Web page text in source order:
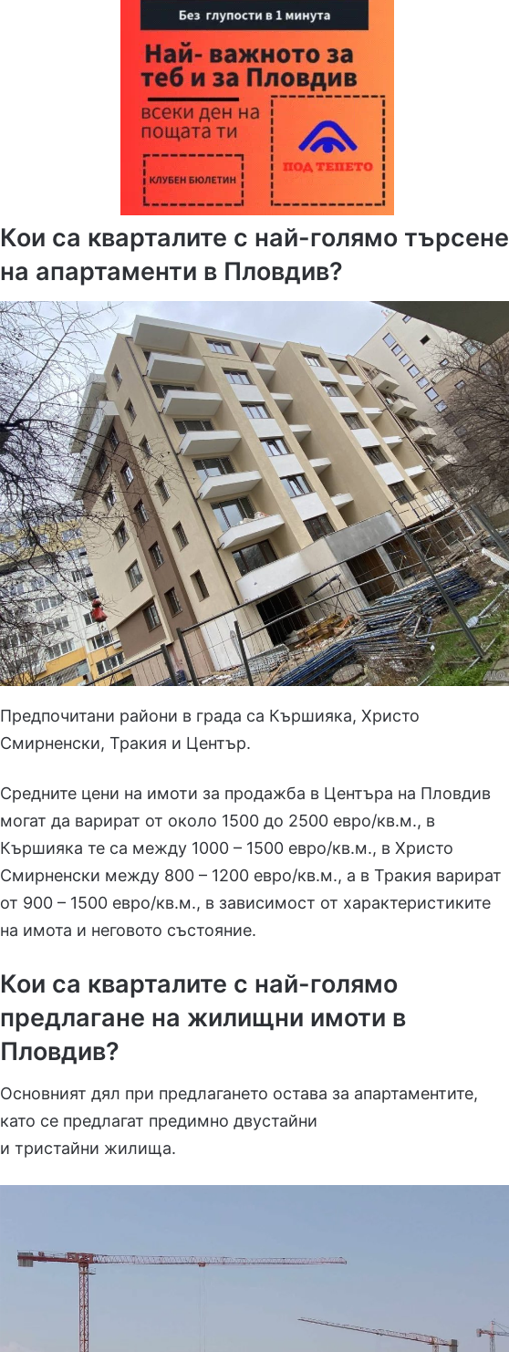
Кои са кварталите с най-голямо търсене
на апартаменти в Пловдив?
Предпочитани райони в града са Кършияка, Христо
Смирненски, Тракия и Център.
Средните цени на имоти за продажба в Центъра на Пловдив
могат да варират от около 1500 до 2500 евро/кв.м., в
Кършияка те са между 1000 – 1500 евро/кв.м., в Христо
Смирненски между 800 – 1200 евро/кв.м., а в Тракия варират
от 900 – 1500 евро/кв.м., в зависимост от характеристиките
на имота и неговото състояние.
Кои са кварталите с най-голямо
предлагане на жилищни имоти в
Пловдив?
Основният дял при предлагането остава за апартаментите,
като се предлагат предимно двустайни
и тристайни жилища.